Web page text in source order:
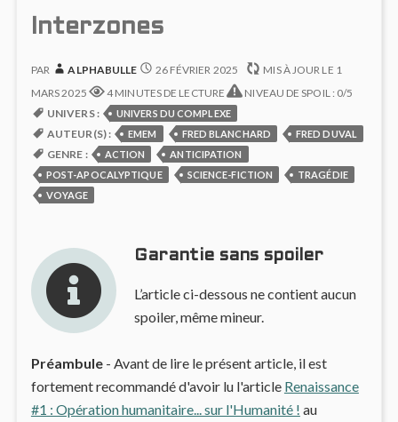
Interzones
PAR ALPHABULLE 26 FÉVRIER 2025 MIS À JOUR LE 1
MARS 2025
4 MINUTES DE LECTURE
NIVEAU DE SPOIL : 0/5
UNIVERS :
UNIVERS DU COMPLEXE
AUTEUR(S) : EMEM FRED BLANCHARD FRED DUVAL
GENRE : ACTION
ANTICIPATION
POST-APOCALYPTIQUE
SCIENCE-FICTION
TRAGÉDIE
VOYAGE
Garantie sans spoiler
L’article ci-dessous ne contient aucun
spoiler, même mineur.
Préambule- Avant de lire le présent article, il est
fortement recommandé d'avoir lu l'article Renaissance
#1 : Opération humanitaire... sur l'Humanité ! au